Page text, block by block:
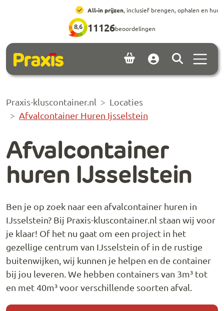
Ga naar hoofdinhoud
Ga naar footer
All-in prijzen , inclusief brengen, ophalen en huur
8,6 11126beoordelingen
Account
Praxis-kluscontainer.nl
Locaties
Afvalcontainer Huren Ijsselstein
Afvalcontainer
huren IJsselstein
Ben je op zoek naar een afvalcontainer huren in
IJsselstein? Bij Praxis-kluscontainer.nl staan wij voor
je klaar! Of het nu gaat om een project in het
gezellige centrum van IJsselstein of in de rustige
buitenwijken, wij kunnen je helpen en de container
bij jou leveren. We hebben containers van 3m³ tot
en met 40m³ voor verschillende soorten afval.